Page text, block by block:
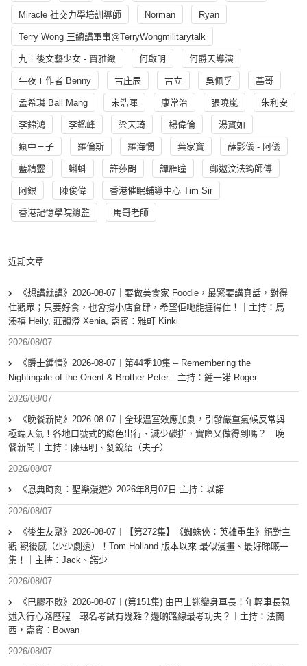
Miracle 社交力學培訓導師 Norman Ryan
Terry Wong 王總講軍事@TerryWongmilitarytalk
九十後文藝少女 - 賈雅緻 何啟明 何爵天導演
午夜工作者 Benny 古庄辰 古立 吳佩孚 基哥
孟希璘 Ball Mang 宋浩暉 康常治 張曉嵐 朱利安
李錦鴻 李鑑峰 梁天琦 楊偉倫 湯寳如
瘋中三子 羅倫斯 羅海憫 葉家寶 薛影儀 - 阿儀
藍精靈 蝌蚪 許莎朗 譚雁瞳 鄭遨汶法筠師傅
阿銀 陳俊偉 香港催眠輔導中心 Tim Sir
香港記憶學院總監 馬哥老師
近期文章
《想講就講》2026-08-07｜要做美食家 Foodie，最緊要講真話，對得
住觀眾；只要好食，也會撐小店食肆，希望佢哋能捱得住！｜主持：馬
溱禧 Heily, 莊韻澄 Xenia, 嘉賓：雅軒 Kinki
2026/08/07
《爵士鍾情》2026-08-07︱第44季10集 – Remembering the
Nightingale of the Orient & Brother Peter︱主持：鍾一諾 Roger
2026/08/07
《晚餐新聞》2026-08-07｜全球溫室效應加劇，引發嚴重氣候反常與
極端天氣！各地口號式的綠色出行、減少碳排，實際又做得到嗎？｜晚
餐新聞｜主持：陳珏明、劉銳紹（夫子）
2026/08/07
《恩典時刻：聖樂漫遊》2026年8月07日 主持：以諾
2026/08/07
《後生友聚》2026-08-07︱【第272集】《蜘蛛俠：英雄重生》絕對主
觀 觀後感（少少劇透）！Tom Holland 版本以來 最似漫畫、最好睇嘅一
集！｜主持：Jack、諾少
2026/08/07
《巴膠不敗》2026-08-07︱(第151集) 由巴士迷變身車長！年輕車長親
述入行心路歷程｜報名考試有幾難？邊啲路線最考功夫？︱主持：法蘭
西，嘉賓︰Bowan
2026/08/07